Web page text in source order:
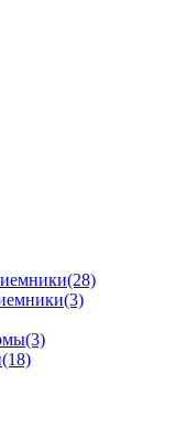
(28)
(3)
(3)
(18)